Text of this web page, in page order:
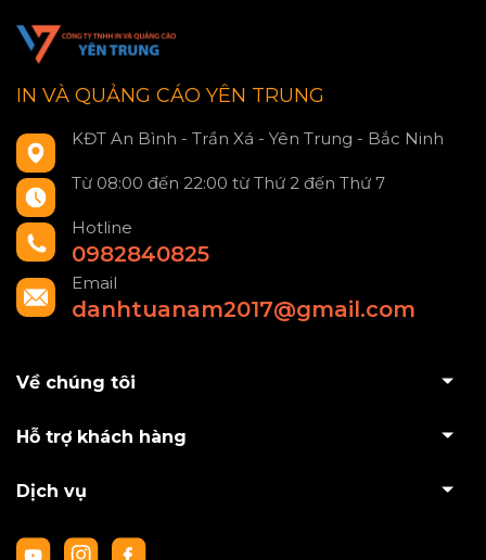
IN VÀ QUẢNG CÁO YÊN TRUNG
KĐT An Bình - Trần Xá - Yên Trung - Bắc Ninh
Từ 08:00 đến 22:00 từ Thứ 2 đến Thứ 7
Hotline
0982840825
Email
danhtuanam2017@gmail.com
Về chúng tôi
Hỗ trợ khách hàng
Dịch vụ